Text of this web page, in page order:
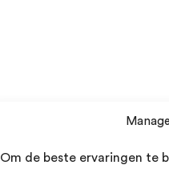
Om de beste ervaringen te